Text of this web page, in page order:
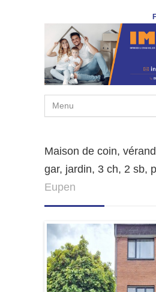
Maison de coin,
gar, jardin, 3 ch, 2 sb,
Eupen